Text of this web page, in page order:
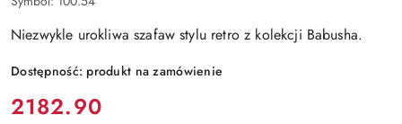
Niezwykle urokliwa szafaw stylu retro z kolekcji Babusha.
Dostępność: produkt na zamówienie
Cena:
2182.90